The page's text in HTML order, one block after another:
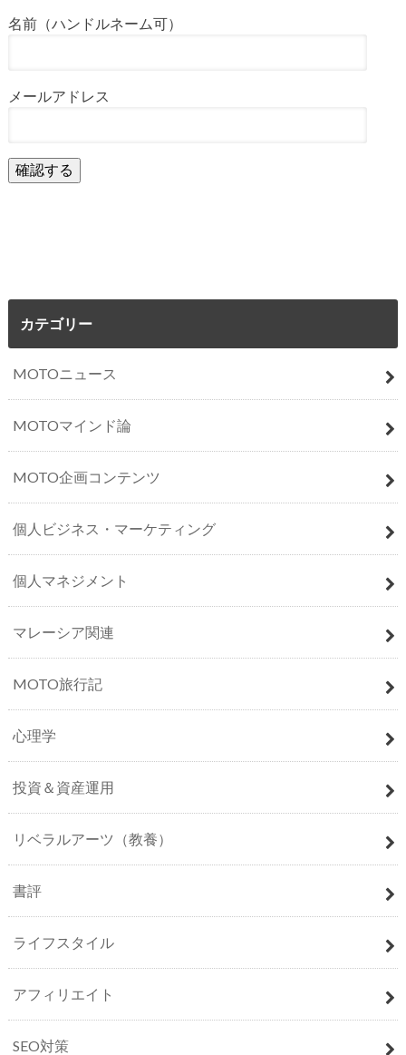
名前（ハンドルネーム可）
メールアドレス
カテゴリー
MOTOニュース
MOTOマインド論
MOTO企画コンテンツ
個人ビジネス・マーケティング
個人マネジメント
マレーシア関連
MOTO旅行記
心理学
投資＆資産運用
リベラルアーツ（教養）
書評
ライフスタイル
アフィリエイト
SEO対策